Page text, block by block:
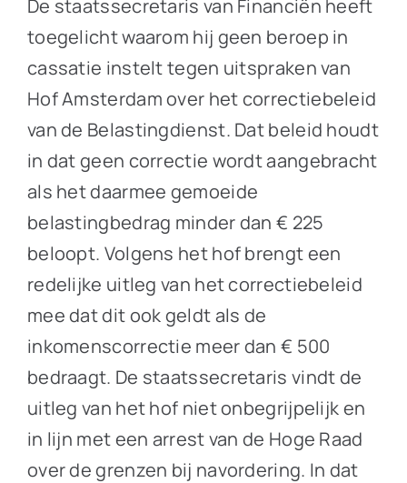
De staatssecretaris van Financiën heeft
toegelicht waarom hij geen beroep in
cassatie instelt tegen uitspraken van
Hof Amsterdam over het correctiebeleid
van de Belastingdienst. Dat beleid houdt
in dat geen correctie wordt aangebracht
als het daarmee gemoeide
belastingbedrag minder dan € 225
beloopt. Volgens het hof brengt een
redelijke uitleg van het correctiebeleid
mee dat dit ook geldt als de
inkomenscorrectie meer dan € 500
bedraagt. De staatssecretaris vindt de
uitleg van het hof niet onbegrijpelijk en
in lijn met een arrest van de Hoge Raad
over de grenzen bij navordering. In dat